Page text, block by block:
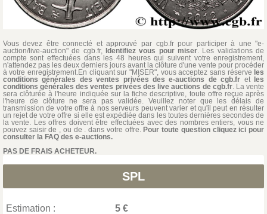
Vous devez être connecté et approuvé par cgb.fr pour participer à une "e-
auction/live-auction" de cgb.fr, Identifiez vous pour miser. Les validations de
compte sont effectuées dans les 48 heures qui suivent votre enregistrement,
n'attendez pas les deux derniers jours avant la clôture d'une vente pour procéder
à votre enregistrement.En cliquant sur "MISER", vous acceptez sans réserve les
conditions générales des ventes privées des e-auctions de cgb.fr et les
conditions générales des ventes privées des live auctions de cgb.fr. La vente
sera clôturée à l'heure indiquée sur la fiche descriptive, toute offre reçue après
l'heure de clôture ne sera pas validée. Veuillez noter que les délais de
transmission de votre offre à nos serveurs peuvent varier et qu'il peut en résulter
un rejet de votre offre si elle est expédiée dans les toutes dernières secondes de
la vente. Les offres doivent être effectuées avec des nombres entiers, vous ne
pouvez saisir de , ou de . dans votre offre.Pour toute question cliquez ici pour
consulter la FAQ des e-auctions.
PAS DE FRAIS ACHETEUR.
SPL
Estimation :
5 €